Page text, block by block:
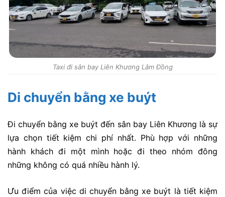
Taxi đi sân bay Liên Khương Lâm Đồng
Di chuyển bằng xe buýt
Đi chuyển bằng xe buýt đến sân bay Liên Khương là sự
lựa chọn tiết kiệm chi phí nhất. Phù hợp với những
hành khách đi một mình hoặc đi theo nhóm đông
những không có quá nhiều hành lý.
Ưu điểm của việc di chuyển bằng xe buýt là tiết kiệm